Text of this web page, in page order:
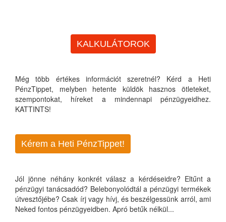
KALKULÁTOROK
Még több értékes információt szeretnél? Kérd a Heti
PénzTippet, melyben hetente küldök hasznos ötleteket,
szempontokat, híreket a mindennapi pénzügyeidhez.
KATTINTS!
Kérem a Heti PénzTippet!
Jól jönne néhány konkrét válasz a kérdéseidre? Eltűnt a
pénzügyi tanácsadód? Belebonyolódtál a pénzügyi termékek
útvesztőjébe? Csak írj vagy hívj, és beszélgessünk arról, ami
Neked fontos pénzügyeidben. Apró betűk nélkül...